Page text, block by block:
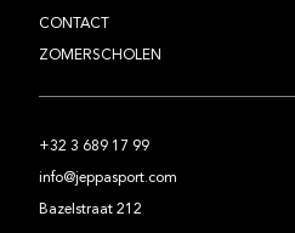
CONTACT
ZOMERSCHOLEN
+32 3 689 17 99
info@jeppasport.com
Bazelstraat 212